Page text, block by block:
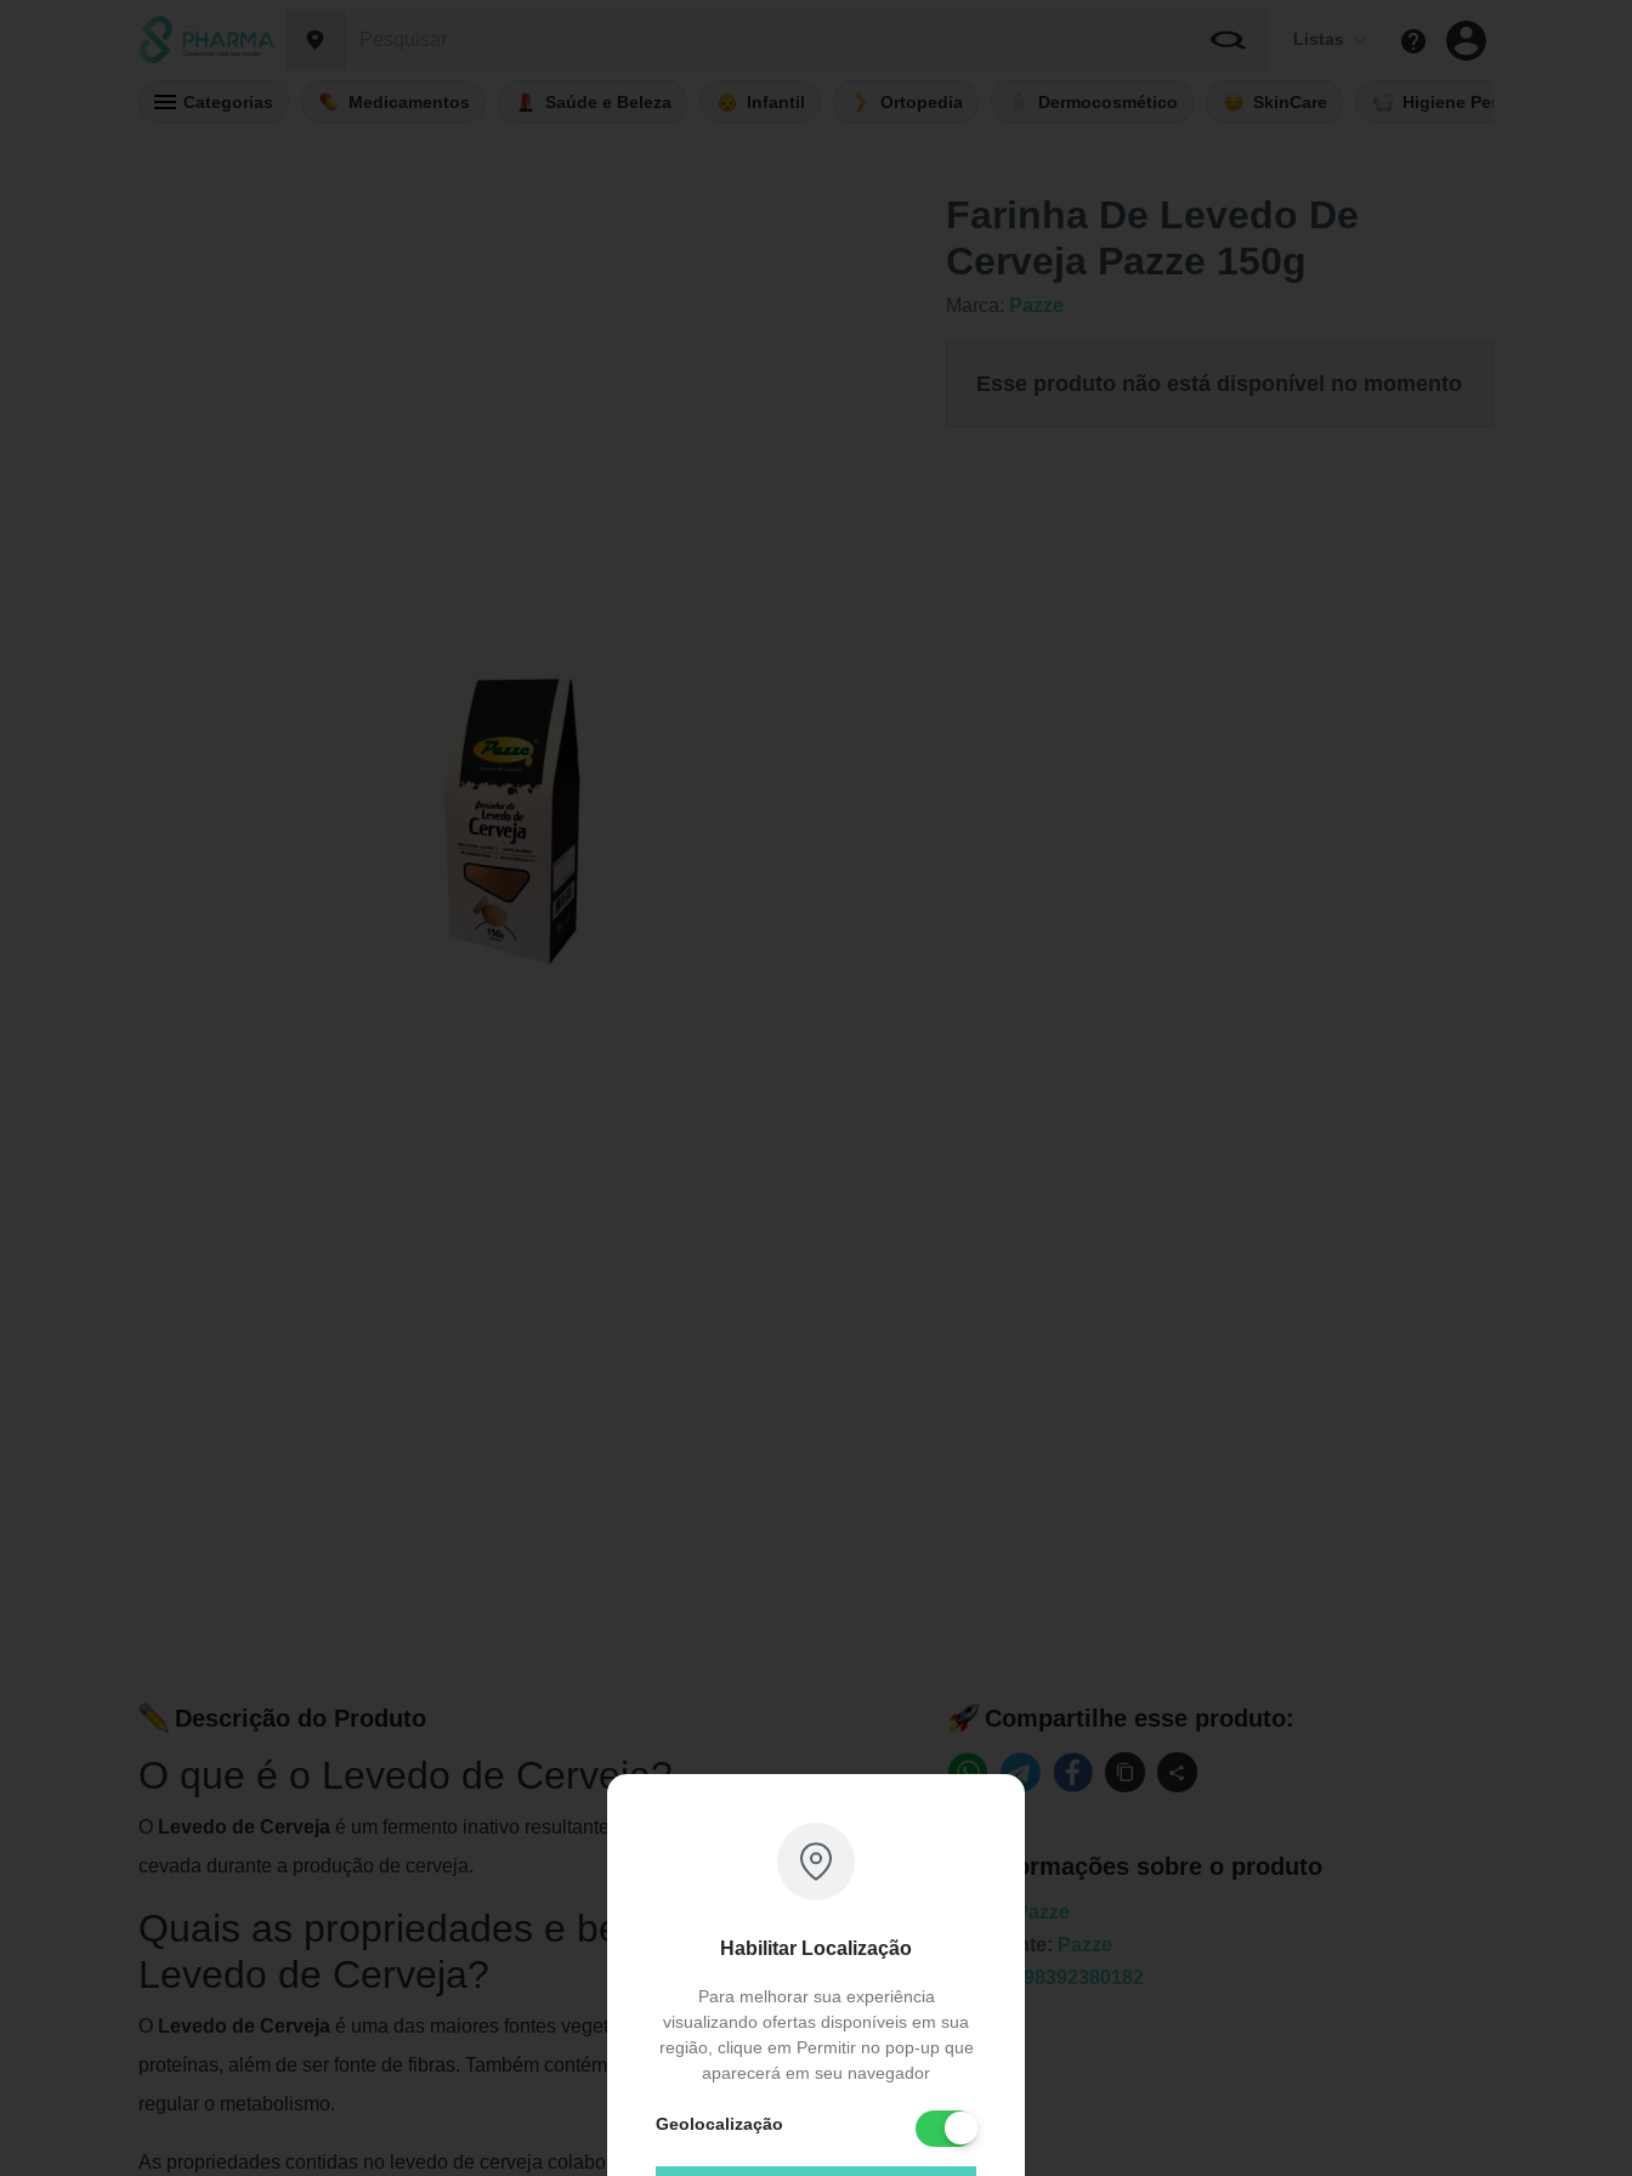
Listas
Categorias Medicamentos Saúde e Beleza Infantil Ortopedia Dermocosmético SkinCare Higiene Pessoal
Habilitar Localização
Para melhorar sua experiência
visualizando ofertas disponíveis em sua
região, clique em Permitir no pop-up que
aparecerá em seu navegador
Geolocalização
Farinha De Levedo De
Cerveja Pazze 150g
Marca: Pazze
Esse produto não está disponível no momento
Descrição do Produto
O que é o Levedo de Cerveja?
O Levedo de Cerveja é um fermento inativo resultante do processo de fermentação da
cevada durante a produção de cerveja.
Quais as propriedades e benefícios do
Levedo de Cerveja?
O Levedo de Cerveja é uma das maiores fontes vegetais de vitaminas do complexo B e
proteínas, além de ser fonte de fibras. Também contém cromo, mineral que ajuda a
regular o metabolismo.
As propriedades contidas no levedo de cerveja colaboram para uma boa saúde mental,
Compartilhe esse produto:
Informações sobre o produto
Pazze
Fabricante: Pazze
7898392380182
Publicidade